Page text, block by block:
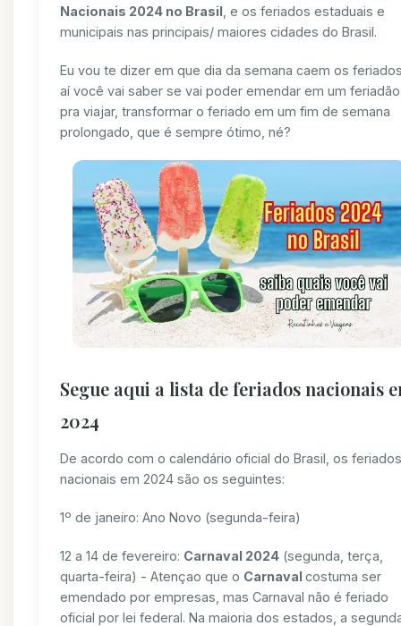
Nacionais 2024 no Brasil , e os feriados estaduais e
municipais nas principais/ maiores cidades do Brasil.
Eu vou te dizer em que dia da semana caem os
aí você vai saber se vai poder emendar em um feriadão
pra viajar, transformar o feriado em um fim de semana
prolongado, que é sempre ótimo, né?
Segue aqui a lista de feriados nacionais
2024
De acordo com o calendário oficial do Brasil, os feriados
nacionais em 2024 são os seguintes:
1º de janeiro: Ano Novo (segunda-feira)
12 a 14 de fevereiro: Carnaval 2024 (segunda, terça,
quarta-feira) - Atençao que o Carnaval costuma ser
emendado por empresas, mas Carnaval não é feriado
oficial por lei federal. Na maioria dos estados, a